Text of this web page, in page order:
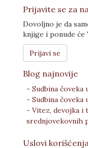
Prijavite se za
Dovoljno je da
knjige i ponude će
Prijavi se
Blog najnovije
- Sudbina čoveka
- Sudbina čoveka
- Vitez, devojka i
srednjovekovnih
Uslovi